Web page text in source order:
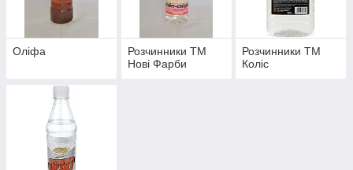
Оліфа
Розчинники ТМ
Нові Фарби
Розчинники ТМ
Коліс